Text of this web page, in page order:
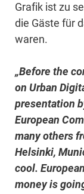
Grafik ist zu
die Gäste für
waren.
„Before the
on Urban
presentation
European
many others
Helsinki,
cool.
money is